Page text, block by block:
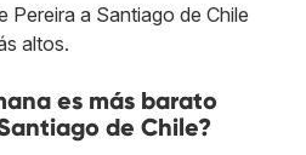
Pereira a Santiago de Chile
altos.
es más barato
de Chile?